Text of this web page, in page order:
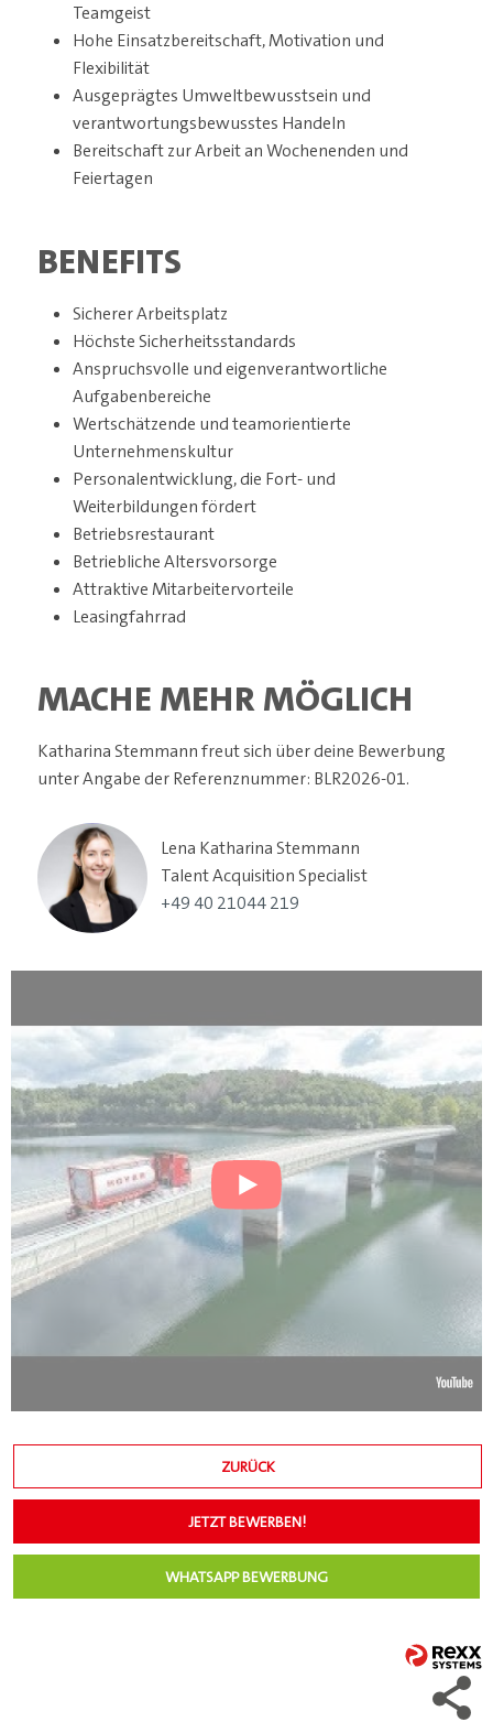
Teamgeist
Hohe Einsatzbereitschaft, Motivation und
Flexibilität
Ausgeprägtes Umweltbewusstsein und
verantwortungsbewusstes Handeln
Bereitschaft zur Arbeit an Wochenenden und
Feiertagen
BENEFITS
Sicherer Arbeitsplatz
Höchste Sicherheitsstandards
Anspruchsvolle und eigenverantwortliche
Aufgabenbereiche
Wertschätzende und teamorientierte
Unternehmenskultur
Personalentwicklung, die Fort- und
Weiterbildungen fördert
Betriebsrestaurant
Betriebliche Altersvorsorge
Attraktive Mitarbeitervorteile
Leasingfahrrad
MACHE MEHR MÖGLICH
Katharina Stemmann freut sich über deine Bewerbung
unter Angabe der Referenznummer: BLR2026-01.
Lena Katharina Stemmann
Talent Acquisition Specialist
+49 40 21044 219
ZURÜCK
JETZT BEWERBEN!
WHATSAPP BEWERBUNG